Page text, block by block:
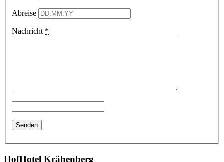
Abreise
Nachricht *
HofHotel Krähenberg